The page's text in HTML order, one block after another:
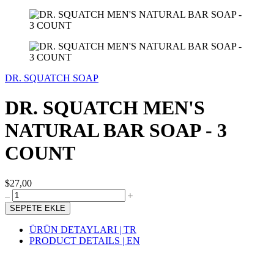
DR. SQUATCH SOAP
DR. SQUATCH MEN'S
NATURAL BAR SOAP - 3
COUNT
$27,00
SEPETE EKLE
ÜRÜN DETAYLARI | TR
PRODUCT DETAILS | EN